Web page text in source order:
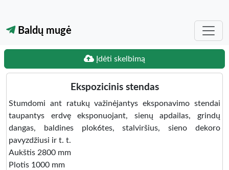
Baldų mugė
Įdėti skelbimą
Ekspozicinis stendas
Stumdomi ant ratukų važinėjantys eksponavimo stendai
taupantys erdvę eksponuojant, sienų apdailas, grindų
dangas, baldines plok6tes, stalviršius, sieno dekoro
pavyzdžiusi ir t. t.
Aukštis 2800 mm
Plotis 1000 mm